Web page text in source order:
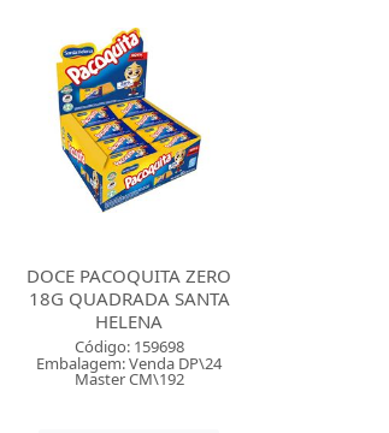
DOCE PACOQUITA ZERO
18G QUADRADA SANTA
HELENA
Código: 159698
Embalagem: Venda DP\24
Master CM\192